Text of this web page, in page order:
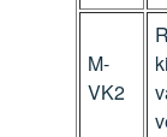
M-
VK2